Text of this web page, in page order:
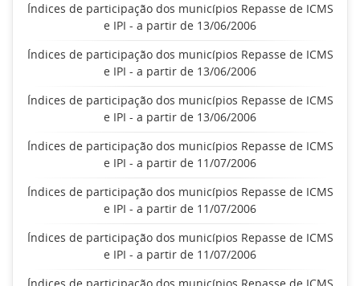
Índices de participação dos municípios Repasse de ICMS
e IPI - a partir de 13/06/2006
Índices de participação dos municípios Repasse de ICMS
e IPI - a partir de 13/06/2006
Índices de participação dos municípios Repasse de ICMS
e IPI - a partir de 13/06/2006
Índices de participação dos municípios Repasse de ICMS
e IPI - a partir de 11/07/2006
Índices de participação dos municípios Repasse de ICMS
e IPI - a partir de 11/07/2006
Índices de participação dos municípios Repasse de ICMS
e IPI - a partir de 11/07/2006